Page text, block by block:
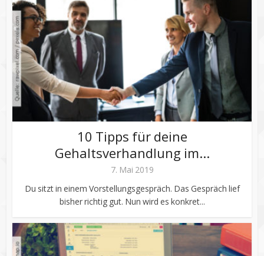
10 Tipps für deine
Gehaltsverhandlung im...
7. Mai 2019
Du sitzt in einem Vorstellungsgespräch. Das Gespräch lief
bisher richtig gut. Nun wird es konkret...